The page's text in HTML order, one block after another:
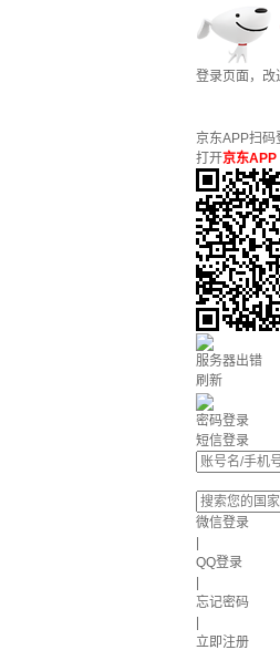
登录页面，改
京东APP扫码
打开京东APP
服务器出错
刷新
密码登录
短信登录
微信登录
QQ登录
忘记密码
立即注册